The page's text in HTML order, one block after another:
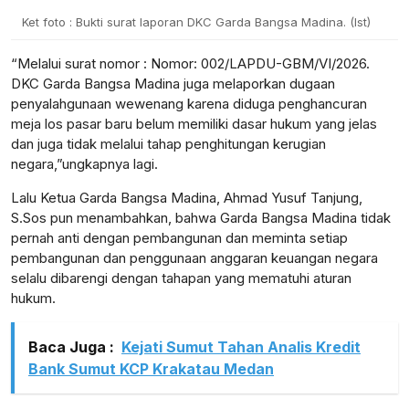
Ket foto : Bukti surat laporan DKC Garda Bangsa Madina. (Ist)
“Melalui surat nomor : Nomor: 002/LAPDU-GBM/VI/2026.
DKC Garda Bangsa Madina juga melaporkan dugaan
penyalahgunaan wewenang karena diduga penghancuran
meja los pasar baru belum memiliki dasar hukum yang jelas
dan juga tidak melalui tahap penghitungan kerugian
negara,”ungkapnya lagi.
Lalu Ketua Garda Bangsa Madina, Ahmad Yusuf Tanjung,
S.Sos pun menambahkan, bahwa Garda Bangsa Madina tidak
pernah anti dengan pembangunan dan meminta setiap
pembangunan dan penggunaan anggaran keuangan negara
selalu dibarengi dengan tahapan yang mematuhi aturan
hukum.
Baca Juga : Kejati Sumut Tahan Analis Kredit
Bank Sumut KCP Krakatau Medan